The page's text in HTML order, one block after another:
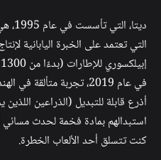
التي تعتمد على الخبرة اليابانية
في عام 2019، تجربة
أذرع قابلة للتبديل (الذراعين
استبدالهم بمادة فخمة لحدث مسائي
كنت تتسلق أحد الألعاب الخطرة.